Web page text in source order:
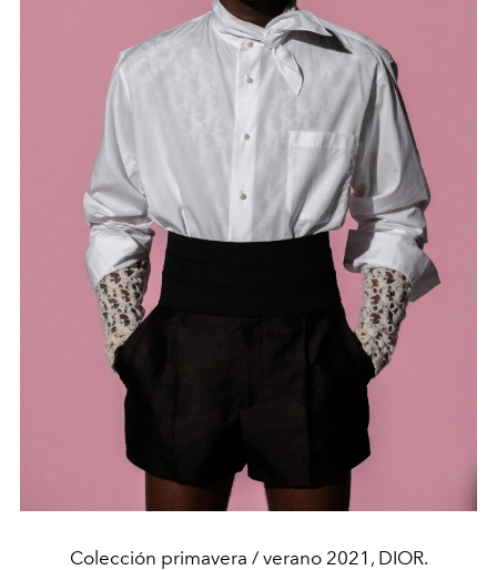
Colección primavera / verano 2021, DIOR.